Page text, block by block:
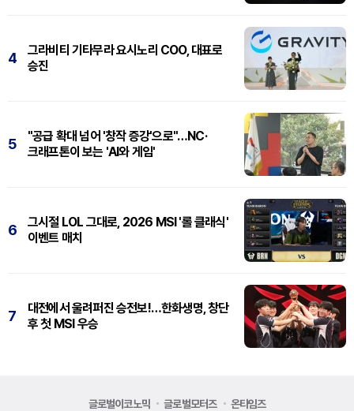
4
그라비티 기타무라 요시노리 COO, 대표로
승진
5
"공급 확대 넘어 '창작 증강'으로"…NC·
크래프톤이 보는 'AI와 게임'
6
그시절 LOL 그대로, 2026 MSI '롤 클래식'
이벤트 매치
7
대전에서 울려퍼진 승전보!…한화생명, 창단
후 첫 MSI 우승
글로벌이코노믹 글로벌모터즈 온타임즈